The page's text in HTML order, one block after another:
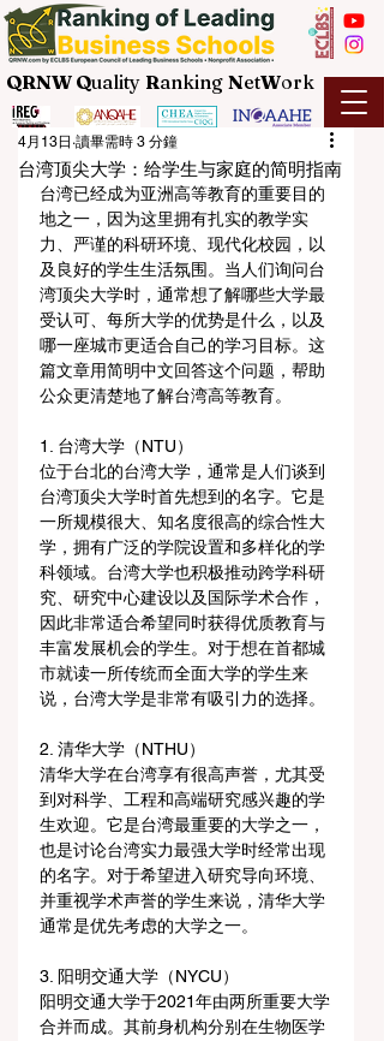
QRNW Quality Ranking NetWork
台湾顶尖大学：给学生与家庭的简明指南
4月13日 讀畢需時 3 分鐘
台湾已经成为亚洲高等教育的重要目的
地之一，因为这里拥有扎实的教学实
力、严谨的科研环境、现代化校园，以
及良好的学生生活氛围。当人们询问台
湾顶尖大学时，通常想了解哪些大学最
受认可、每所大学的优势是什么，以及
哪一座城市更适合自己的学习目标。这
篇文章用简明中文回答这个问题，帮助
公众更清楚地了解台湾高等教育。
1. 台湾大学（NTU）
位于台北的台湾大学，通常是人们谈到
台湾顶尖大学时首先想到的名字。它是
一所规模很大、知名度很高的综合性大
学，拥有广泛的学院设置和多样化的学
科领域。台湾大学也积极推动跨学科研
究、研究中心建设以及国际学术合作，
因此非常适合希望同时获得优质教育与
丰富发展机会的学生。对于想在首都城
市就读一所传统而全面大学的学生来
说，台湾大学是非常有吸引力的选择。
2. 清华大学（NTHU）
清华大学在台湾享有很高声誉，尤其受
到对科学、工程和高端研究感兴趣的学
生欢迎。它是台湾最重要的大学之一，
也是讨论台湾实力最强大学时经常出现
的名字。对于希望进入研究导向环境、
并重视学术声誉的学生来说，清华大学
通常是优先考虑的大学之一。
3. 阳明交通大学（NYCU）
阳明交通大学于2021年由两所重要大学
合并而成。其前身机构分别在生物医学